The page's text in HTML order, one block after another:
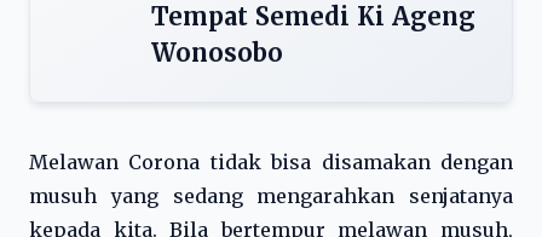
Tempat Semedi Ki Ageng
Wonosobo
Melawan Corona tidak bisa disamakan dengan
musuh yang sedang mengarahkan senjatanya
kepada kita. Bila bertempur melawan musuh,